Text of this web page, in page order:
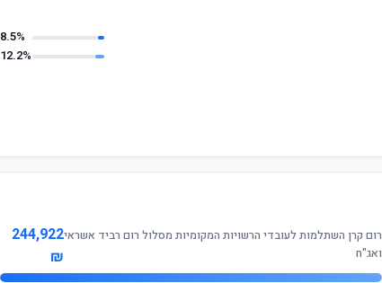
8.5%
12.2%
רום קרן השתלמות לעובדי הרשויות המקומיות מסלול רום רביד אשראי
ואג"ח
244,922
₪